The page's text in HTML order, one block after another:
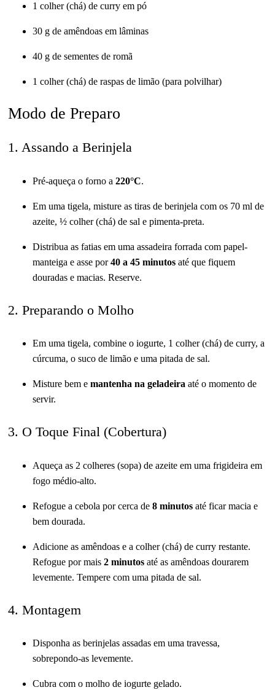
1 colher (chá) de curry em pó
30 g de amêndoas em lâminas
40 g de sementes de romã
1 colher (chá) de raspas de limão (para polvilhar)
Modo de Preparo
1. Assando a Berinjela
Pré-aqueça o forno a 220°C.
Em uma tigela, misture as tiras de berinjela com os 70 ml de
azeite, ½ colher (chá) de sal e pimenta-preta.
Distribua as fatias em uma assadeira forrada com papel-
manteiga e asse por40 a 45 minutos até que fiquem
douradas e macias. Reserve.
2. Preparando o Molho
Em uma tigela, combine o iogurte, 1 colher (chá) de curry, a
cúrcuma, o suco de limão e uma pitada de sal.
Misture bem e mantenha na geladeira até o momento de
servir.
3. O Toque Final (Cobertura)
Aqueça as 2 colheres (sopa) de azeite em uma frigideira em
fogo médio-alto.
Refogue a cebola por cerca de 8 minutos até ficar macia e
bem dourada.
Adicione as amêndoas e a colher (chá) de curry restante.
Refogue por mais 2 minutos até as amêndoas dourarem
levemente. Tempere com uma pitada de sal.
4. Montagem
Disponha as berinjelas assadas em uma travessa,
sobrepondo-as levemente.
Cubra com o molho de iogurte gelado.